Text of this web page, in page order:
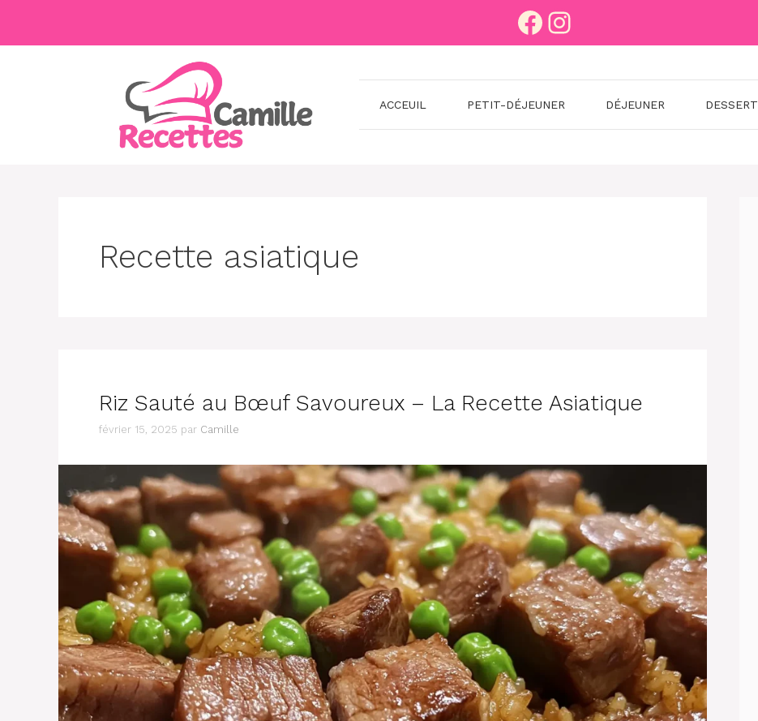
contenu
Facebook
Instagram
ACCEUIL PETIT-DÉJEUNER DÉJEUNER DESSERT
Recette asiatique
Riz Sauté au Bœuf Savoureux – La Recette Asiatique
février 15, 2025 par Camille